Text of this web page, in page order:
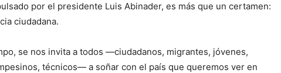
por el presidente Luis Abinader, es más que un certamen:
ciudadana.
se nos invita a todos —ciudadanos, migrantes, jóvenes,
técnicos— a soñar con el país que queremos ver en